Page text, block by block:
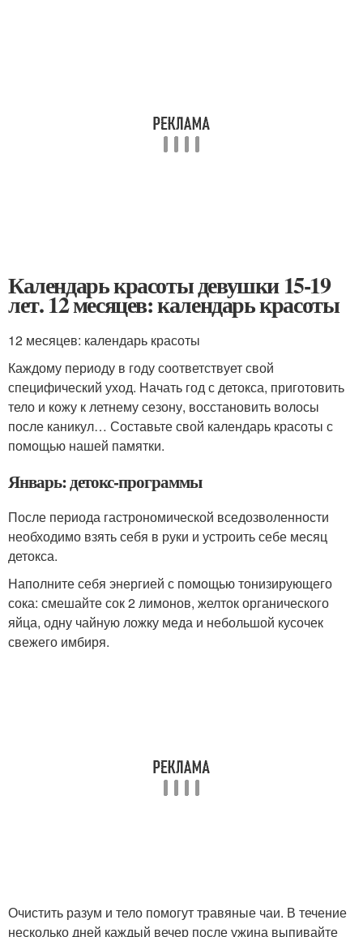
Календарь красоты девушки 15-19
лет. 12 месяцев: календарь красоты
12 месяцев: календарь красоты
Каждому периоду в году соответствует свой
специфический уход. Начать год с детокса, приготовить
тело и кожу к летнему сезону, восстановить волосы
после каникул… Составьте свой календарь красоты с
помощью нашей памятки.
Январь: детокс-программы
После периода гастрономической вседозволенности
необходимо взять себя в руки и устроить себе месяц
детокса.
Наполните себя энергией с помощью тонизирующего
сока: смешайте сок 2 лимонов, желток органического
яйца, одну чайную ложку меда и небольшой кусочек
свежего имбиря.
Очистить разум и тело помогут травяные чаи. В течение
несколько дней каждый вечер после ужина выпивайте